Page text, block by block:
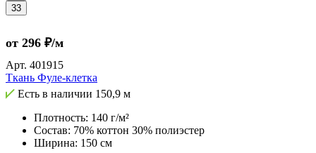
33
от 296 ₽/м
Арт. 401915
Ткань Фуле-клетка
Есть в наличии 150,9 м
Плотность: 140 г/м²
Состав: 70% коттон 30% полиэстер
Ширина: 150 см